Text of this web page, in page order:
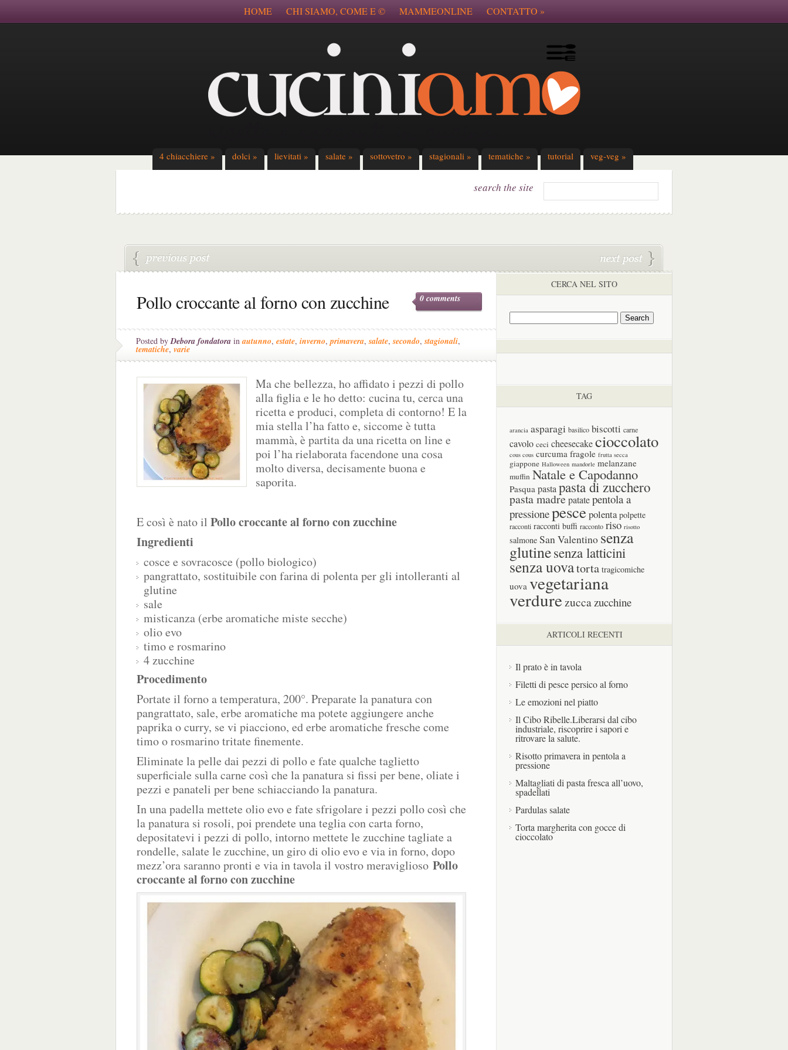
HOME CHI SIAMO, COME E © MAMMEONLINE CONTATTO »
4 chiacchiere » dolci » lievitati » salate » sottovetro » stagionali » tematiche » tutorial veg-veg »
search the site
Pollo croccante al forno con zucchine 0 comments
Posted byDebora fondatora inautunno, estate, inverno,primavera,salate,secondo,stagionali,
tematiche, varie
Ma che bellezza, ho affidato i pezzi di pollo
alla figlia e le ho detto: cucina tu, cerca una
ricetta e produci, completa di contorno! E la
mia stella l’ha fatto e, siccome è tutta
mammà, è partita da una ricetta on line e
poi l’ha rielaborata facendone una cosa
molto diversa, decisamente buona e
saporita.
E così è nato il Pollo croccante al forno con zucchine
Ingredienti
cosce e sovracosce (pollo biologico)
pangrattato, sostituibile con farina di polenta per gli intolleranti al
glutine
sale
misticanza (erbe aromatiche miste secche)
olio evo
timo e rosmarino
4 zucchine
Procedimento
Portate il forno a temperatura, 200°. Preparate la panatura con
pangrattato, sale, erbe aromatiche ma potete aggiungere anche
paprika o curry, se vi piacciono, ed erbe aromatiche fresche come
timo o rosmarino tritate finemente.
Eliminate la pelle dai pezzi di pollo e fate qualche taglietto
superficiale sulla carne così che la panatura si fissi per bene, oliate i
pezzi e panateli per bene schiacciando la panatura.
In una padella mettete olio evo e fate sfrigolare i pezzi pollo così che
la panatura si rosoli, poi prendete una teglia con carta forno,
depositatevi i pezzi di pollo, intorno mettete le zucchine tagliate a
rondelle, salate le zucchine, un giro di olio evo e via in forno, dopo
mezz’ora saranno pronti e via in tavola il vostro meraviglioso Pollo
croccante al forno con zucchine
CERCA NEL SITO
TAG
arancia asparagi basilico biscotti carne
cavolo ceci cheesecakecioccolato
cous cous curcuma fragole frutta secca
giappone Halloween mandorle melanzane
muffin Natale e Capodanno
Pasqua pastapasta di zucchero
pasta madre patatepentola a
pressionepesce polenta polpette
racconti racconti buffi racconto riso risotto
salmone San Valentino senza
glutinesenza latticini
senza uovatorta tragicomiche
uova vegetariana
verdurezuccazucchine
ARTICOLI RECENTI
Il prato è in tavola
Filetti di pesce persico al forno
Le emozioni nel piatto
Il Cibo Ribelle.Liberarsi dal cibo
industriale, riscoprire i sapori e
ritrovare la salute.
Risotto primavera in pentola a
pressione
Maltagliati di pasta fresca all’uovo,
spadellati
Pardulas salate
Torta margherita con gocce di
cioccolato